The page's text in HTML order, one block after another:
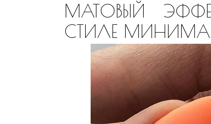
МАТОВЫЙ
СТИЛЕ